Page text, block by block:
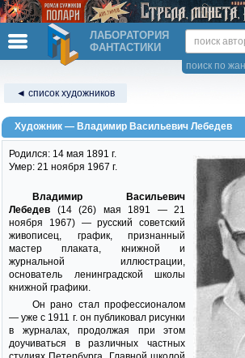
ЛАБОРАТОРИЯ
ФАНТАСТИКИ
поиск по
◄ список художников
Художник — Владимир Васильевич Лебедев
Родился: 14 мая 1891 г.
Умер: 21 ноября 1967 г.
Владимир Васильевич
Лебедев (14 (26) мая 1891 — 21
ноября 1967) — русский советский
живописец, график, признанный
мастер плаката, книжной и
журнальной иллюстрации,
основатель ленинградской школы
книжной графики.
Он рано стал профессионалом
— уже с 1911 г. он публиковал рисунки
в журналах, продолжая при этом
доучиваться в различных частных